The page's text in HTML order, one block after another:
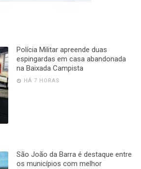
Polícia Militar apreende duas
espingardas em casa abandonada
na Baixada Campista
HÁ 7 HORAS
São João da Barra é destaque entre
os municípios com melhor